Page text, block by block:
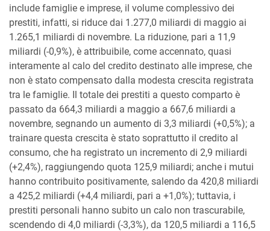
include famiglie e imprese, il volume complessivo dei
prestiti, infatti, si riduce dai 1.277,0 miliardi di maggio ai
1.265,1 miliardi di novembre. La riduzione, pari a 11,9
miliardi (-0,9%), è attribuibile, come accennato, quasi
interamente al calo del credito destinato alle imprese, che
non è stato compensato dalla modesta crescita registrata
tra le famiglie. Il totale dei prestiti a questo comparto è
passato da 664,3 miliardi a maggio a 667,6 miliardi a
novembre, segnando un aumento di 3,3 miliardi (+0,5%); a
trainare questa crescita è stato soprattutto il credito al
consumo, che ha registrato un incremento di 2,9 miliardi
(+2,4%), raggiungendo quota 125,9 miliardi; anche i mutui
hanno contribuito positivamente, salendo da 420,8 miliardi
a 425,2 miliardi (+4,4 miliardi, pari a +1,0%); tuttavia, i
prestiti personali hanno subito un calo non trascurabile,
scendendo di 4,0 miliardi (-3,3%), da 120,5 miliardi a 116,5